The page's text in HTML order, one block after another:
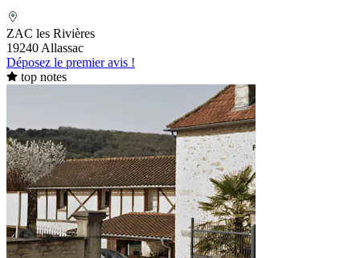
ZAC les Rivières
19240 Allassac
Déposez le premier avis !
top notes